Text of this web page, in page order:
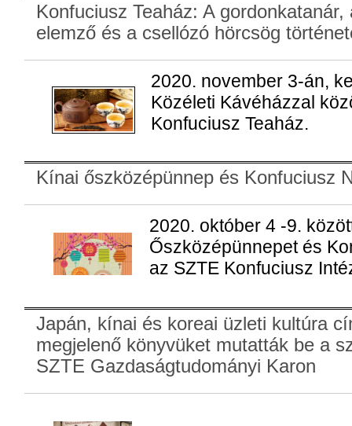
Konfuciusz Teaház: A gordonkatanár,
elemző és a csellózó hörcsög
2020. november 3-án,
Közéleti Kávéházzal
Konfuciusz Teaház.
Kínai őszközépünnep és Konfuciusz
2020. október 4 -9.
Őszközépünnepet és
az SZTE Konfuciusz
Japán, kínai és koreai üzleti kultúra
megjelenő könyvüket mutatták be a
SZTE Gazdaságtudományi Karon